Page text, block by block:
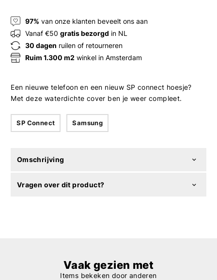
97% van onze klanten beveelt ons aan
Vanaf €50gratis bezorgd in NL
30 dagen ruilen of retourneren
Ruim 1.300 m2 winkel in Amsterdam
Een nieuwe telefoon en een nieuw SP connect hoesje?
Met deze waterdichte cover ben je weer compleet.
SP Connect Samsung
Omschrijving
Vragen over dit product?
Vaak gezien met
Items bekeken door anderen